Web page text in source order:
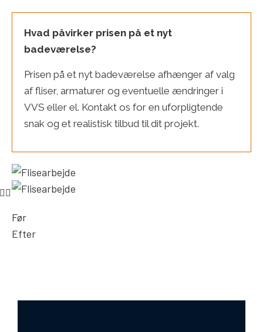
Hvad påvirker prisen på et nyt
badeværelse?
Prisen på et nyt badeværelse afhænger af valg
af fliser, armaturer og eventuelle ændringer i
VVS eller el. Kontakt os for en uforpligtende
snak og et realistisk tilbud til dit projekt.
Før
Efter